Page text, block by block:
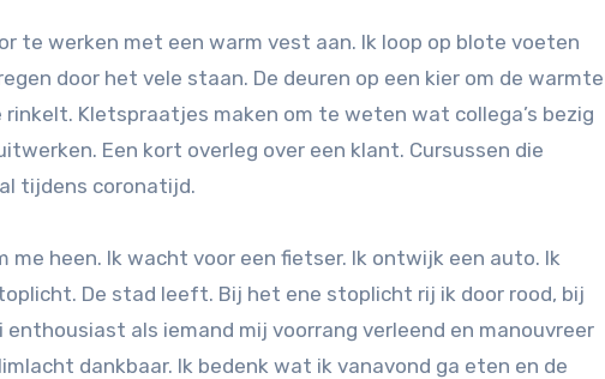
te werken met een warm vest aan. Ik loop op blote voeten
door het vele staan. De deuren op een kier om de warmte
Kletspraatjes maken om te weten wat collega’s bezig
Een kort overleg over een klant. Cursussen die
tijdens coronatijd.
me heen. Ik wacht voor een fietser. Ik ontwijk een auto. Ik
De stad leeft. Bij het ene stoplicht rij ik door rood, bij
als iemand mij voorrang verleend en manouvreer
dankbaar. Ik bedenk wat ik vanavond ga eten en de